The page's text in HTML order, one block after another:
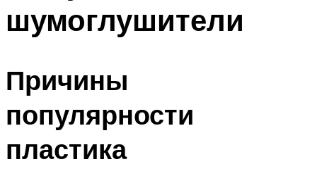
шумоглушители
Причины
популярности
пластика